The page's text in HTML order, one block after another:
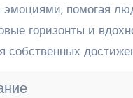
помогая
горизонты и
собственных